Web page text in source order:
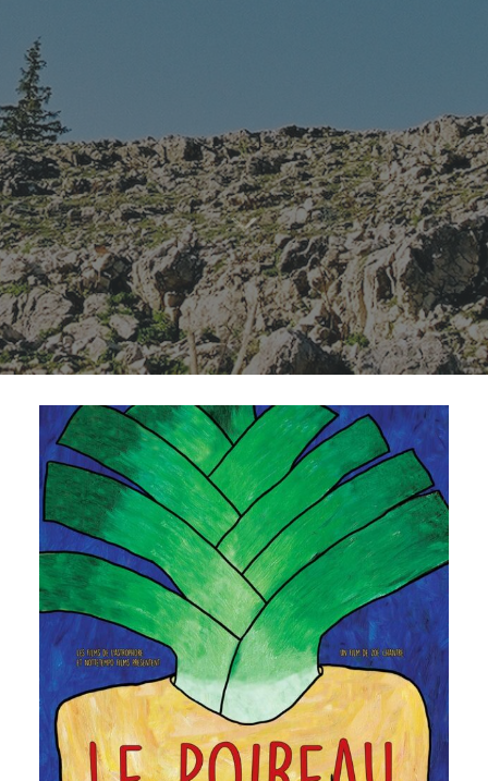
RENCONTRE AVEC ZOÉ
CHANTRE LORS DE LA